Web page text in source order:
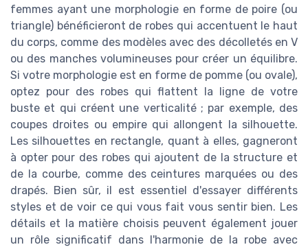
femmes ayant une morphologie en forme de poire (ou
triangle) bénéficieront de robes qui accentuent le haut
du corps, comme des modèles avec des décolletés en V
ou des manches volumineuses pour créer un équilibre.
Si votre morphologie est en forme de pomme (ou ovale),
optez pour des robes qui flattent la ligne de votre
buste et qui créent une verticalité ; par exemple, des
coupes droites ou empire qui allongent la silhouette.
Les silhouettes en rectangle, quant à elles, gagneront
à opter pour des robes qui ajoutent de la structure et
de la courbe, comme des ceintures marquées ou des
drapés. Bien sûr, il est essentiel d'essayer différents
styles et de voir ce qui vous fait vous sentir bien. Les
détails et la matière choisis peuvent également jouer
un rôle significatif dans l'harmonie de la robe avec